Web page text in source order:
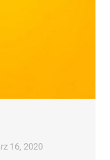
16, 2020